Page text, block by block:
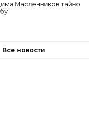
Масленников тайно
Все новости